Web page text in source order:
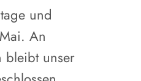
und
An
bleibt unser